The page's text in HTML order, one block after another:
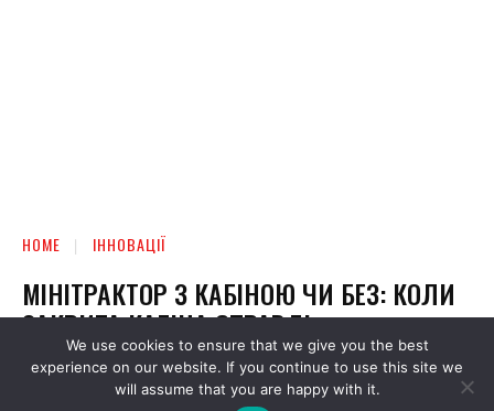
We use cookies to ensure that we give you the best
experience on our website. If you continue to use this site we
will assume that you are happy with it.